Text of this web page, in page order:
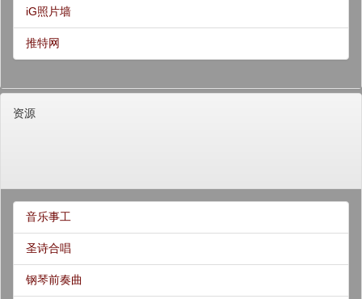
iG照片墙
推特网
资源
音乐事工
圣诗合唱
钢琴前奏曲